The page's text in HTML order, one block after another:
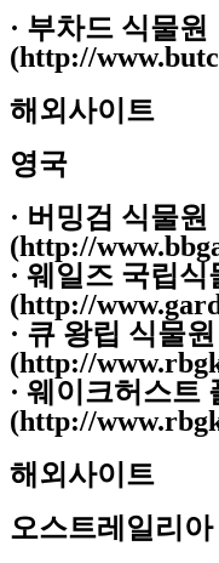
· 부차드 식물원
(http://
해외사이트
영국
· 버밍검 식물원
(http://
· 웨일즈 국립식
(http://
· 큐 왕립 식물원
(http://
· 웨이크허스트
(http://
해외사이트
오스트레일리아